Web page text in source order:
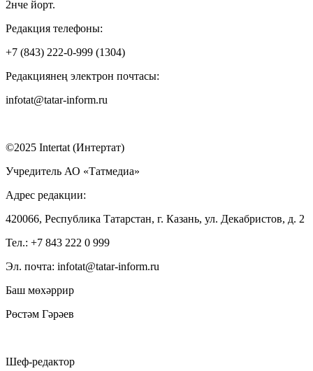
2нче йорт.
Редакция телефоны:
+7 (843) 222-0-999 (1304)
Редакциянең электрон почтасы:
infotat@tatar-inform.ru
©2025 Intertat (Интертат)
Учредитель АО «Татмедиа»
Адрес редакции:
420066, Республика Татарстан, г. Казань, ул. Декабристов, д. 2
Тел.: +7 843 222 0 999
Эл. почта: infotat@tatar-inform.ru
Баш мөхәррир
Рөстәм Гәрәев
Шеф-редактор